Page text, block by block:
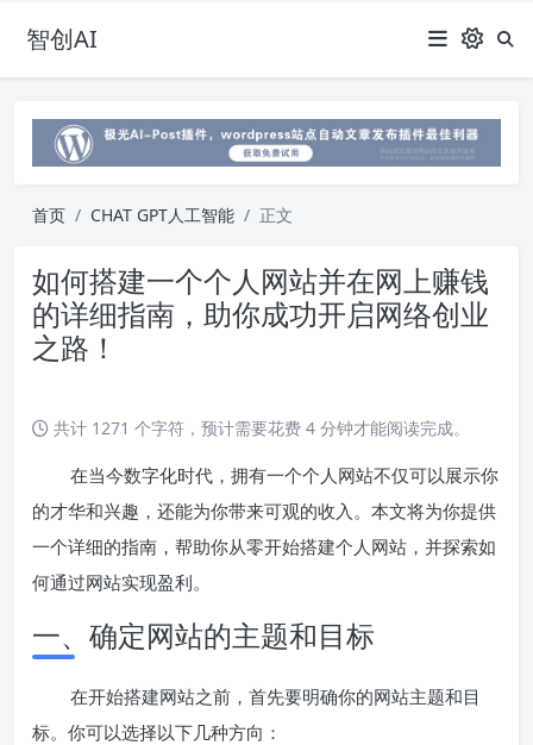
智创AI
首页 CHAT GPT人工智能 正文
如何搭建一个个人网站并在网上赚钱
的详细指南，助你成功开启网络创业
之路！
共计 1271 个字符，预计需要花费 4 分钟才能阅读完成。
在当今数字化时代，拥有一个个人网站不仅可以展示你
的才华和兴趣，还能为你带来可观的收入。本文将为你提供
一个详细的指南，帮助你从零开始搭建个人网站，并探索如
何通过网站实现盈利。
一、确定网站的主题和目标
在开始搭建网站之前，首先要明确你的网站主题和目
标。你可以选择以下几种方向：